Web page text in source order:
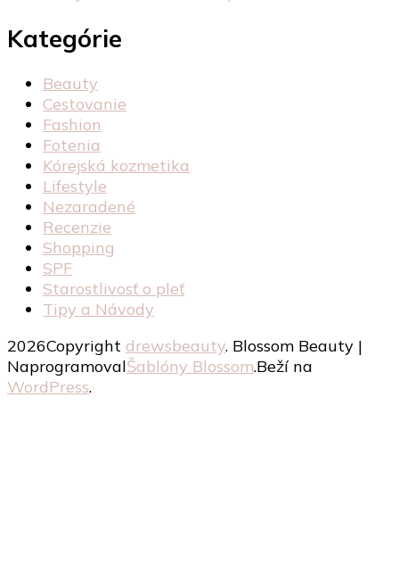
Kategórie
Beauty
Cestovanie
Fashion
Fotenia
Kórejská kozmetika
Lifestyle
Nezaradené
Recenzie
Shopping
SPF
Starostlivosť o pleť
Tipy a Návody
2026Copyright drewsbeauty. Blossom Beauty |
NaprogramovalŠablóny Blossom.Beží na
WordPress.